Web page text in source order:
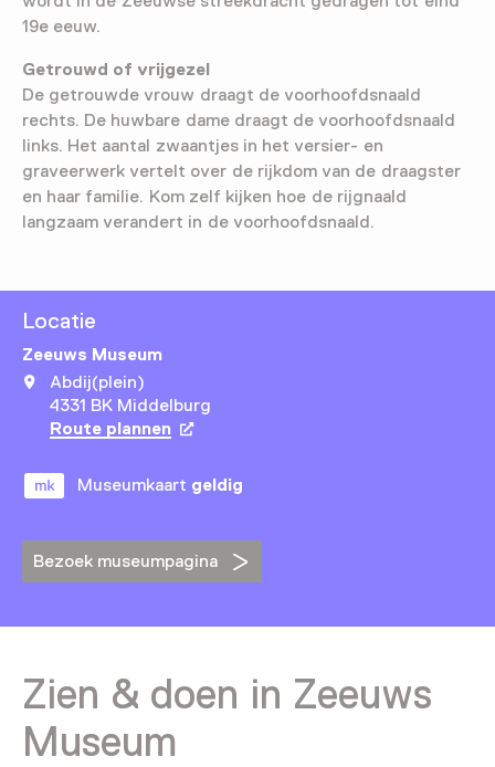
19e eeuw.
Getrouwd of vrijgezel
De getrouwde vrouw draagt de voorhoofdsnaald
rechts. De huwbare dame draagt de voorhoofdsnaald
links. Het aantal zwaantjes in het versier- en
graveerwerk vertelt over de rijkdom van de draagster
en haar familie. Kom zelf kijken hoe de rijgnaald
langzaam verandert in de voorhoofdsnaald.
Locatie
Zeeuws Museum
Abdij(plein)
4331 BK Middelburg
Route plannen Opent in een nieuw tabblad
Museumkaart geldig
Bezoek museumpagina
Zien & doen in Zeeuws
Museum